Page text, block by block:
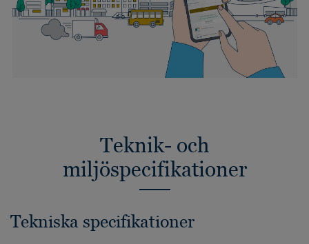
Teknik- och
miljöspecifikationer
Tekniska specifikationer